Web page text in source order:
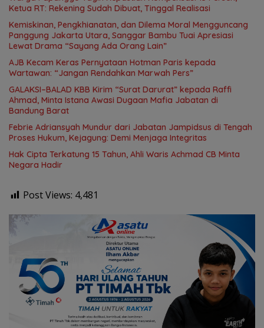
Ketua RT: Rekening Sudah Dibuat, Tinggal Realisasi
Kemiskinan, Pengkhianatan, dan Dilema Moral Mengguncang
Panggung Jakarta Utara, Sanggar Bambu Tuai Apresiasi
Lewat Drama “Sayang Ada Orang Lain”
AJB Kecam Keras Pernyataan Hotman Paris kepada
Wartawan: “Jangan Rendahkan Marwah Pers”
GALAKSI–BALAD KBB Kirim “Surat Darurat” kepada Raffi
Ahmad, Minta Istana Awasi Dugaan Mafia Jabatan di
Bandung Barat
Febrie Adriansyah Mundur dari Jabatan Jampidsus di Tengah
Proses Hukum, Kejagung: Demi Menjaga Integritas
Hak Cipta Terkatung 15 Tahun, Ahli Waris Achmad CB Minta
Negara Hadir
Post Views: 4,481